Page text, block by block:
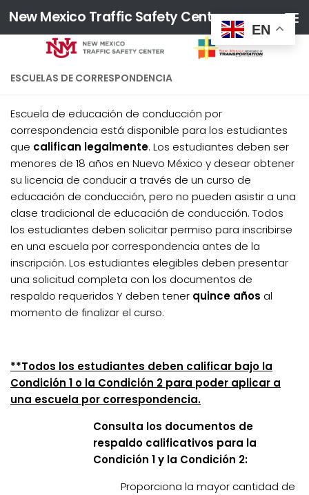
Skip to content
New Mexico Traffic Safety Center
ESCUELAS DE CORRESPONDENCIA
Escuela de educación de conducción por
correspondencia está disponible para los estudiantes
que califican legalmente. Los estudiantes deben ser
menores de 18 años en Nuevo México y desear obtener
su licencia de conducir a través de un curso de
educación de conducción, pero no pueden asistir a una
clase tradicional de educación de conducción. Todos
los estudiantes deben solicitar permiso para inscribirse
en una escuela por correspondencia antes de la
inscripción. Los estudiantes elegibles deben presentar
una solicitud completa con los documentos de
respaldo requeridos Y deben tener quince años al
momento de finalizar el curso.
**Todos los estudiantes deben calificar bajo la
Condición 1 o la Condición 2 para poder aplicar a
una escuela por correspondencia.
Consulta los documentos de
respaldo calificativos para la
Condición 1 y la Condición 2:
Proporciona la mayor cantidad de
EN